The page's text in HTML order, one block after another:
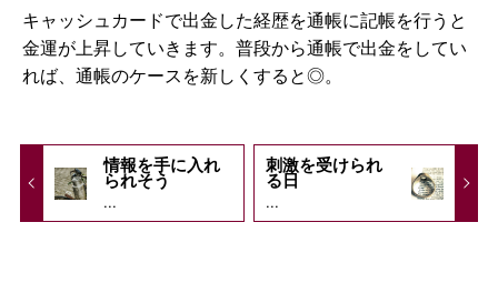
キャッシュカードで出金した経歴を通帳に記帳を行うと
金運が上昇していきます。普段から通帳で出金をしてい
れば、通帳のケースを新しくすると◎。
情報を手に入れ
られそう
...
刺激を受けられ
る日
...